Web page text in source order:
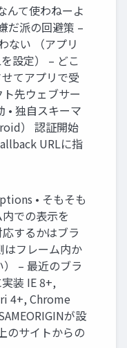
んて使わねーよ
だ派の回避策 –
ない （アプリ
設定） – どこ
てアプリで受
ト先ウェブサー
• 独自スキーマ
） 認証開始
URLに指
• そもそも
での表示を
応するかはブラ
はフレーム内か
– 最近のブラ
装 IE 8+,
4+, Chrome
が設
のサイトからの